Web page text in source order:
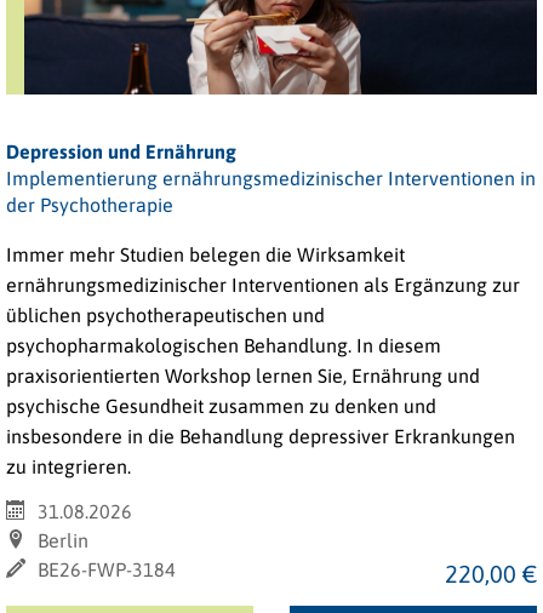
Depression und Ernährung
Implementierung ernährungsmedizinischer Interventionen in
der Psychotherapie
Immer mehr Studien belegen die Wirksamkeit
ernährungsmedizinischer Interventionen als Ergänzung zur
üblichen psychotherapeutischen und
psychopharmakologischen Behandlung. In diesem
praxisorientierten Workshop lernen Sie, Ernährung und
psychische Gesundheit zusammen zu denken und
insbesondere in die Behandlung depressiver Erkrankungen
zu integrieren.
31.08.2026
Berlin
BE26-FWP-3184
220,00 €